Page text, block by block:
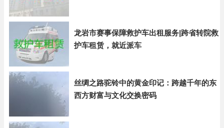
龙岩市赛事保障救护车出租服务|跨省转院救
护车租赁，就近派车
丝绸之路驼铃中的黄金印记：跨越千年的东
西方财富与文化交换密码